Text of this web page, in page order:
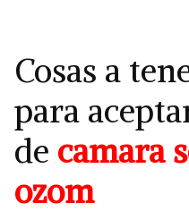
Cosas a
para
de camara
ozom